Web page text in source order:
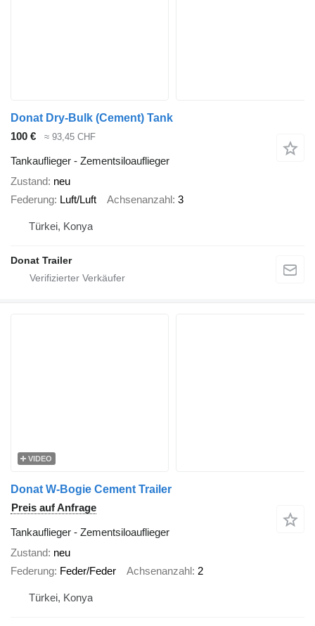
Donat Dry-Bulk (Cement) Tank
100 €
≈ 93,45 CHF
Tankauflieger - Zementsiloauflieger
Zustand neu
Federung Luft/Luft Achsenanzahl 3
Türkei, Konya
Donat Trailer
VIDEO
Donat W-Bogie Cement Trailer
Preis auf Anfrage
Tankauflieger - Zementsiloauflieger
Zustand neu
Federung Feder/Feder Achsenanzahl 2
Türkei, Konya